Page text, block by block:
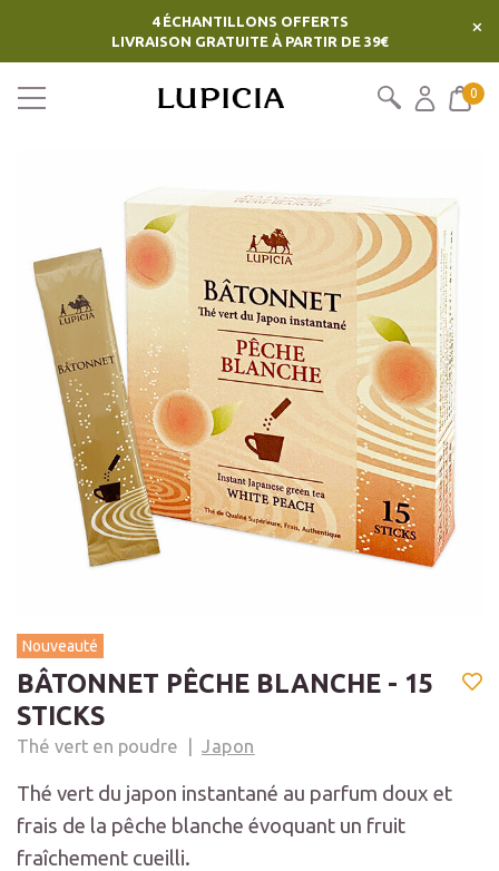
4 ÉCHANTILLONS OFFERTS
LIVRAISON GRATUITE À PARTIR DE 39€
×
0
Nouveauté
BÂTONNET PÊCHE BLANCHE - 15
STICKS
Thé vert en poudre Japon
Thé vert du japon instantané au parfum doux et
frais de la pêche blanche évoquant un fruit
fraîchement cueilli.